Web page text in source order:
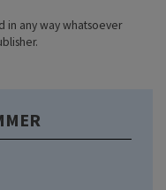
in any way whatsoever